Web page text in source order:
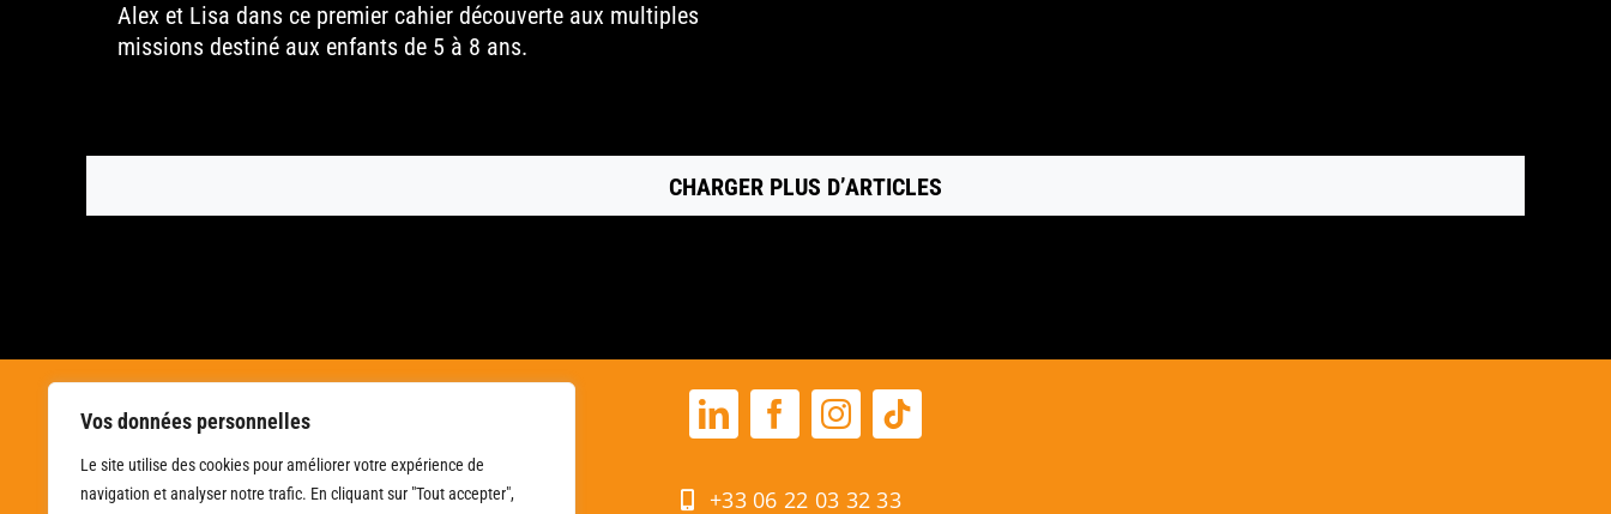
Vos données personnelles
Le site utilise des cookies pour améliorer votre expérience de
navigation et analyser notre trafic. En cliquant sur "Tout accepter",
Alex et Lisa dans ce premier cahier découverte aux multiples
missions destiné aux enfants de 5 à 8 ans.
CHARGER PLUS D’ARTICLES
+33 06 22 03 32 33